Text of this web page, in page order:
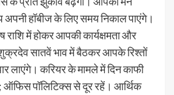
हॉबीज के लिए समय निकाल पाएंगे।
राशि में होकर आपकी कार्यक्षमता और
सातवें भाव में बैठकर आपके रिश्तों
लाएंगे। करियर के मामले में दिन काफी
ऑफिस पॉलिटिक्स से दूर रहें। आर्थिक